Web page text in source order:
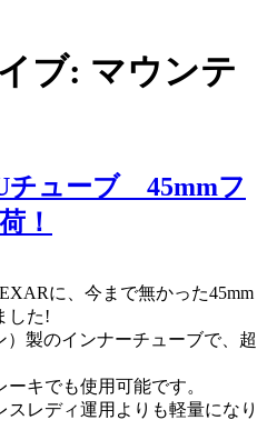
ブ: マウンテ
チューブ 45mmフ
！
に、今まで無かった45mm
した!
製のインナーチューブで、超
キでも使用可能です。
レディ運用よりも軽量になり